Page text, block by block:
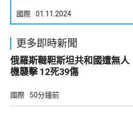
國際 01.11.2024
更多即時新聞
俄羅斯韃靼斯坦共和國遭無人
機襲擊 12死39傷
國際 50分鐘前